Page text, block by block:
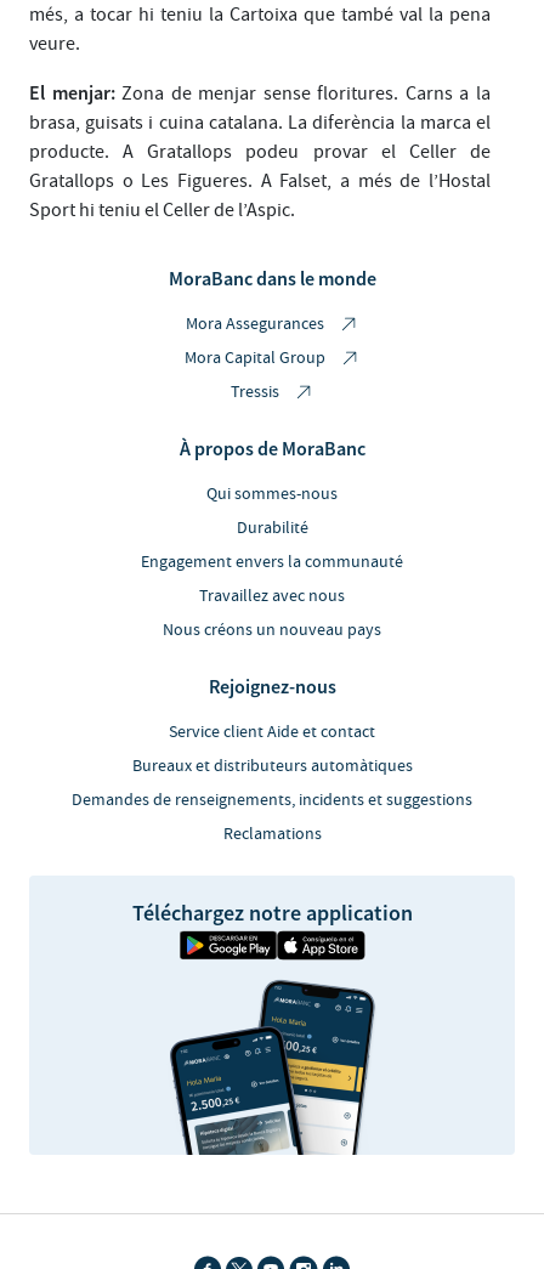
més, a tocar hi teniu la Cartoixa que també val la pena
veure.
El menjar: Zona de menjar sense floritures. Carns a la
brasa, guisats i cuina catalana. La diferència la marca el
producte. A Gratallops podeu provar el Celler de
Gratallops o Les Figueres. A Falset, a més de l’Hostal
Sport hi teniu el Celler de l’Aspic.
MoraBanc dans le monde
Mora Assegurances
Mora Capital Group
Tressis
À propos de MoraBanc
Qui sommes-nous
Durabilité
Engagement envers la communauté
Travaillez avec nous
Nous créons un nouveau pays
Rejoignez-nous
Service client Aide et contact
Bureaux et distributeurs automàtiques
Demandes de renseignements, incidents et suggestions
Reclamations
Téléchargez notre application